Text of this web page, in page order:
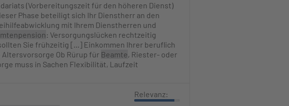
(Vorbereitungszeit für den höheren Dienst)
Phase beteiligt sich Ihr Dienstherr an den
mit Ihrem Dienstherren und
: Versorgungslücken rechtzeitig
Sie frühzeitig [...] Einkommen Ihrer beruflich
Ob Rürup für Beamte, Riester- oder
muss in Sachen Flexibilität, Laufzeit
Relevanz: